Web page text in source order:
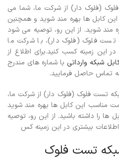
(فلوک دار) از شرکت ما، شما می
این کابل ها بهره مند شوید و همچنین
مند شوید. از این رو، توصیه می شود
تست فلوک (فلوک دار)، با شرکت ما
این زمینه کسب کنید.برای اطلاع از
شبکه وارداتی با شماره های مندرج
تماس حاصل فرمایید.
تست فلوک (فلوک دار) از شرکت ما،
مناسب این کابل ها بهره مند شوید
ها را داشته باشید. از این رو، توصیه
بیشتری در این زمینه کس
تست فلوک